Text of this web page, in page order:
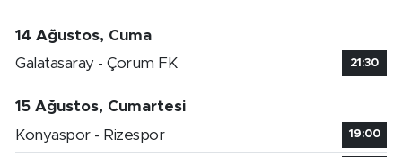
14 Ağustos, Cuma
Galatasaray - Çorum FK
21:30
15 Ağustos, Cumartesi
Konyaspor - Rizespor
19:00